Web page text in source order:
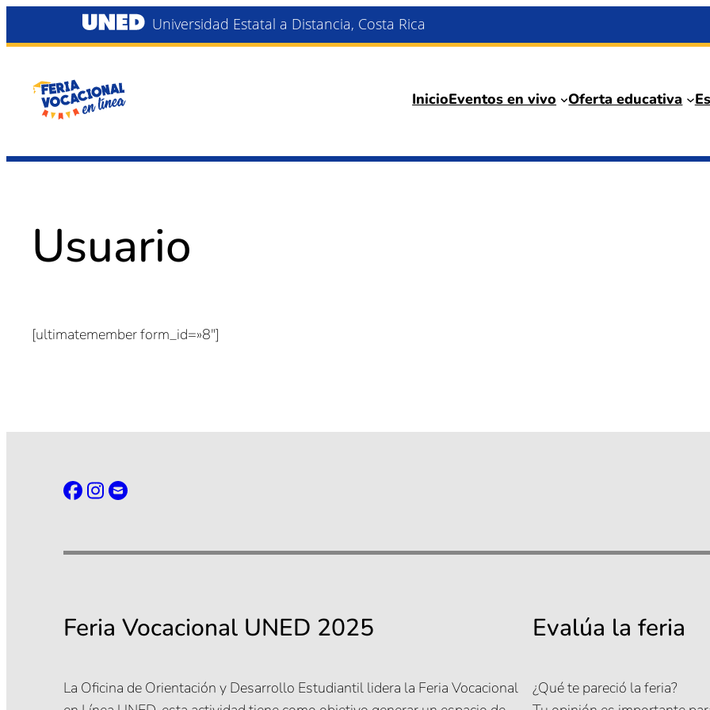
al
Universidad Estatal a Distancia, Costa Rica
InicioEventos en vivo Oferta educativa
Usuario
[ultimatemember form_id=»8″]
Feria Vocacional UNED 2025
La Oficina de Orientación y Desarrollo Estudiantil lidera la Feria Vocacional
Evalúa la feria
¿Qué te pareció la feria?